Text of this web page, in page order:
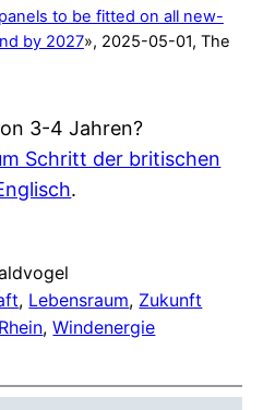
to be fitted on all new-
by 2027», 2025-05-01, The
3-4 Jahren?
Schritt der britischen
.
, Lebensraum, Zukunft
, Windenergie